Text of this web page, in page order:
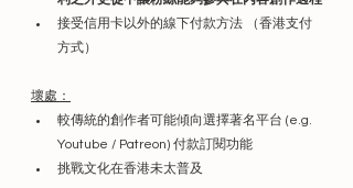
接受信用卡以外的線下付款方法 （香港支付
方式）
壞處：
較傳統的創作者可能傾向選擇著名平台 (e.g.
Youtube / Patreon) 付款訂閱功能
挑戰文化在香港未太普及